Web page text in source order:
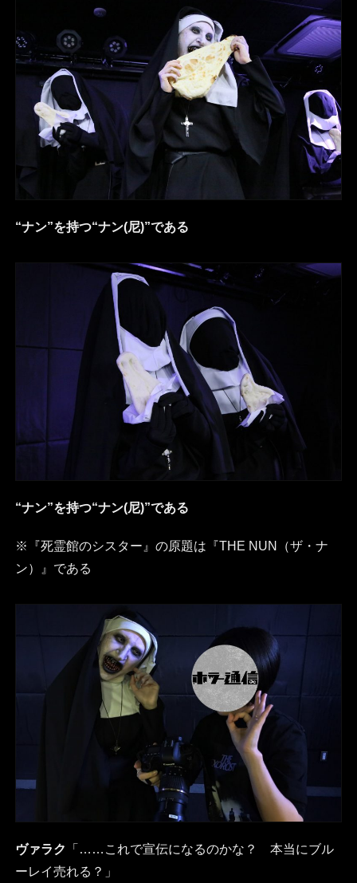
“ナン”を持つ“ナン(尼)”である
“ナン”を持つ“ナン(尼)”である
※『死霊館のシスター』の原題は『THE NUN（ザ・ナ
ン）』である
ヴァラク
「……これで宣伝になるのかな？ 本当にブル
ーレイ売れる？」